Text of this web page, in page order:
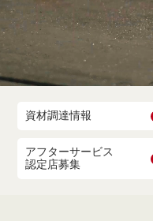
資材調達情報
アフターサービス
認定店募集